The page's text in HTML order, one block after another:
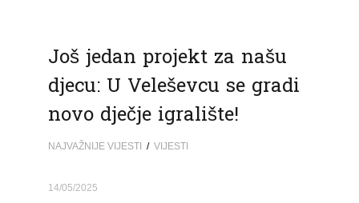
Još jedan projekt za našu
djecu: U Veleševcu se gradi
novo dječje igralište!
NAJVAŽNIJE VIJESTI / VIJESTI
14/05/2025